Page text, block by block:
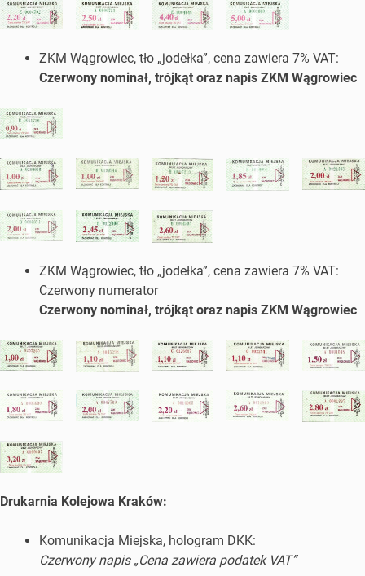
ZKM Wągrowiec, tło „jodełka”, cena zawiera 7% VAT:
Czerwony nominał, trójkąt oraz napis ZKM Wągrowiec
ZKM Wągrowiec, tło „jodełka”, cena zawiera 7% VAT:
Czerwony numerator
Czerwony nominał, trójkąt oraz napis ZKM Wągrowiec
Drukarnia Kolejowa Kraków:
Komunikacja Miejska, hologram DKK:
Czerwony napis „Cena zawiera podatek VAT”